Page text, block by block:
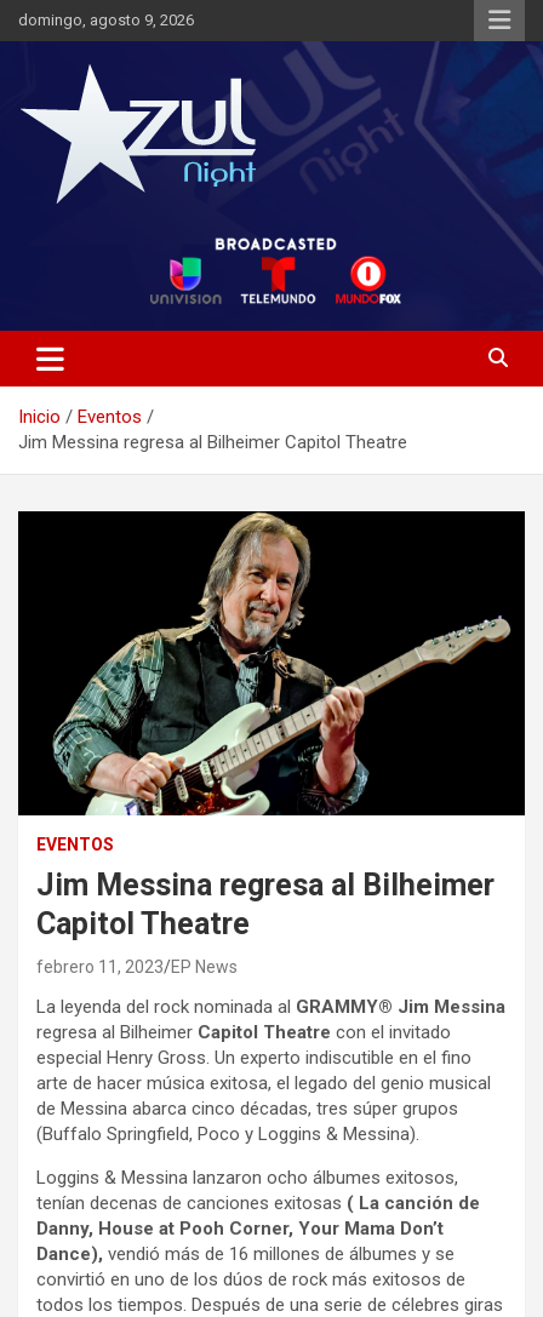
Saltar
al
domingo, agosto 9, 2026
Azul Night TV
Inicio
Eventos
Jim Messina regresa al Bilheimer Capitol Theatre
EVENTOS
Jim Messina regresa al Bilheimer
Capitol Theatre
febrero 11, 2023 EP News
La leyenda del rock nominada al GRAMMY® Jim Messina
regresa al Bilheimer Capitol Theatre con el invitado
especial Henry Gross. Un experto indiscutible en el fino
arte de hacer música exitosa, el legado del genio musical
de Messina abarca cinco décadas, tres súper grupos
(Buffalo Springfield, Poco y Loggins & Messina).
Loggins & Messina lanzaron ocho álbumes exitosos,
tenían decenas de canciones exitosas ( La canción de
Danny, House at Pooh Corner, Your Mama Don’t
Dance), vendió más de 16 millones de álbumes y se
convirtió en uno de los dúos de rock más exitosos de
todos los tiempos. Después de una serie de célebres giras